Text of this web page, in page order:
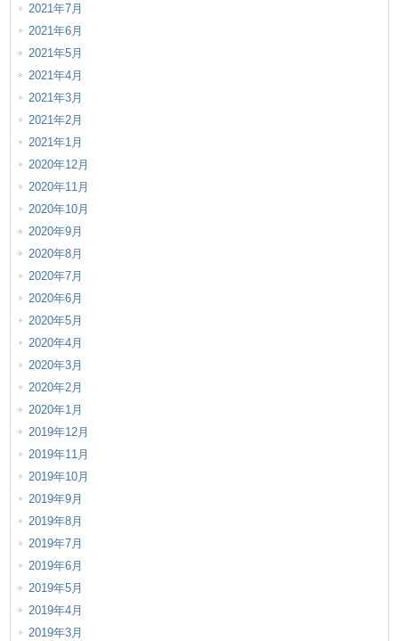
2021年7月
2021年6月
2021年5月
2021年4月
2021年3月
2021年2月
2021年1月
2020年12月
2020年11月
2020年10月
2020年9月
2020年8月
2020年7月
2020年6月
2020年5月
2020年4月
2020年3月
2020年2月
2020年1月
2019年12月
2019年11月
2019年10月
2019年9月
2019年8月
2019年7月
2019年6月
2019年5月
2019年4月
2019年3月